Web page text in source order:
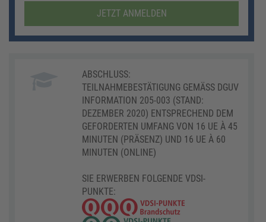
JETZT ANMELDEN
ABSCHLUSS:
TEILNAHMEBESTÄTIGUNG GEMÄSS DGUV I
NFORMATION 205-003 (STAND: D
EZEMBER 2020) ENTSPRECHEND DEM G
EFORDERTEN UMFANG VON 16 UE À 45 M
INUTEN (PRÄSENZ) UND 16 UE À 60 M
INUTEN (ONLINE)
SIE ERWERBEN FOLGENDE VDSI-
PUNKTE: